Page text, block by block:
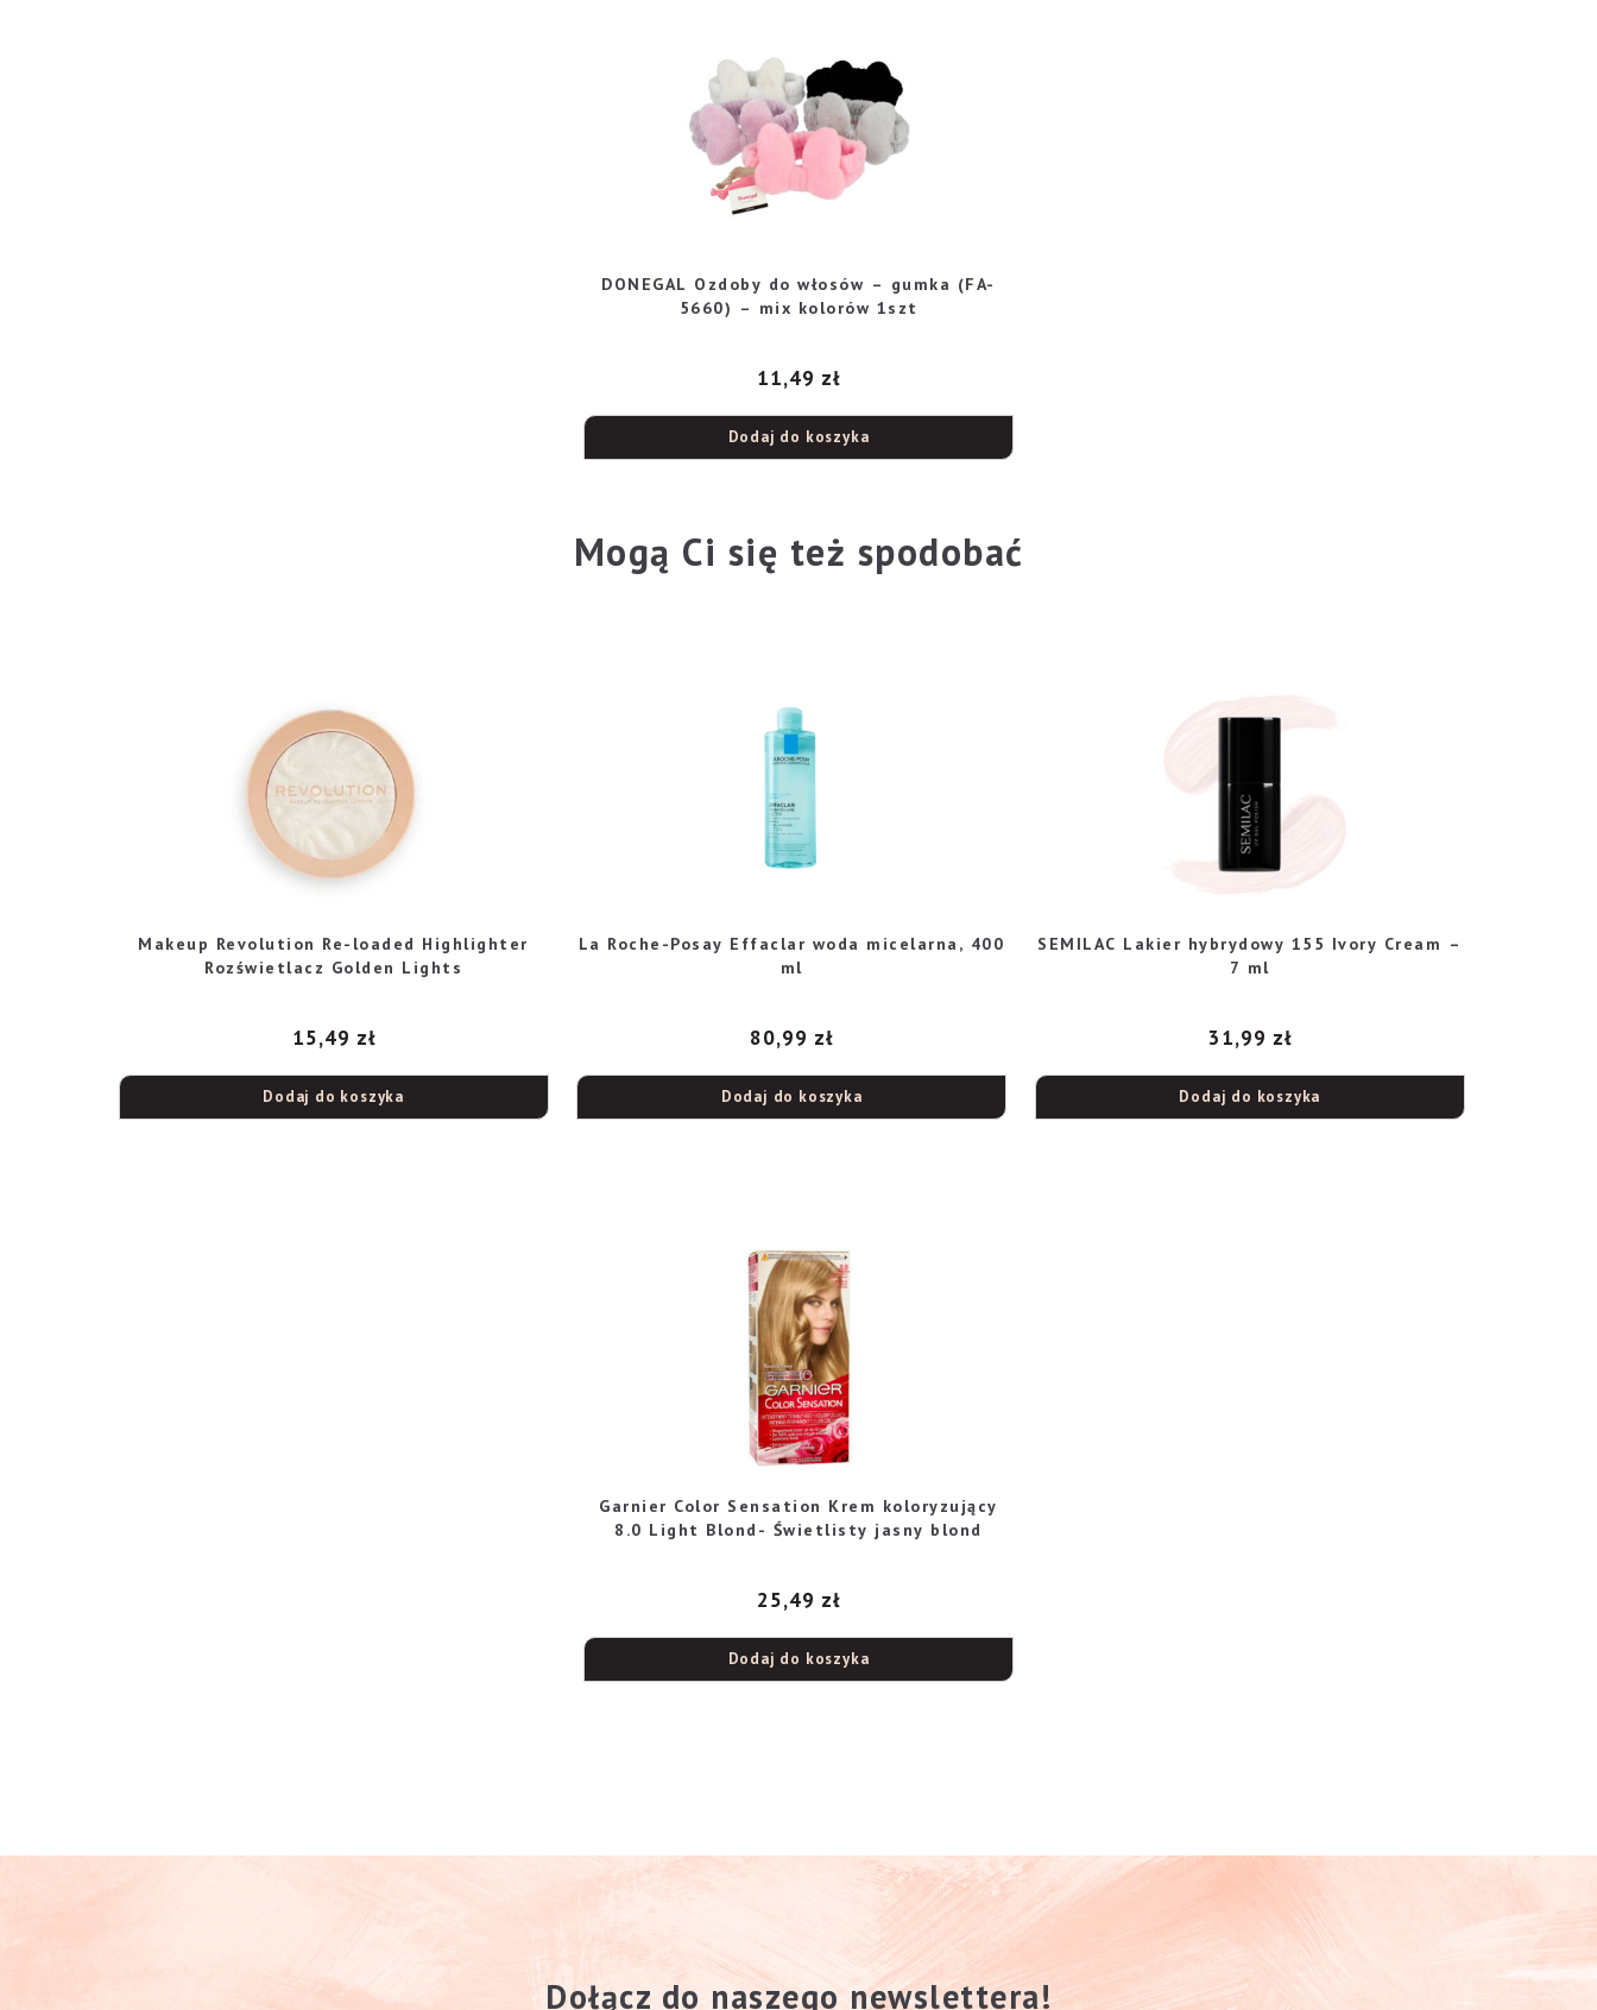
DONEGAL Ozdoby do włosów – gumka (FA-
5660) – mix kolorów 1szt
11,49 zł
Dodaj do koszyka
Mogą Ci się też spodobać
Makeup Revolution Re-loaded Highlighter
Rozświetlacz Golden Lights
15,49 zł
Dodaj do koszyka
La Roche-Posay Effaclar woda micelarna, 400
ml
80,99 zł
Dodaj do koszyka
SEMILAC Lakier hybrydowy 155 Ivory Cream –
7 ml
31,99 zł
Dodaj do koszyka
Garnier Color Sensation Krem koloryzujący
8.0 Light Blond- Świetlisty jasny blond
25,49 zł
Dodaj do koszyka
Dołącz do naszego newslettera!